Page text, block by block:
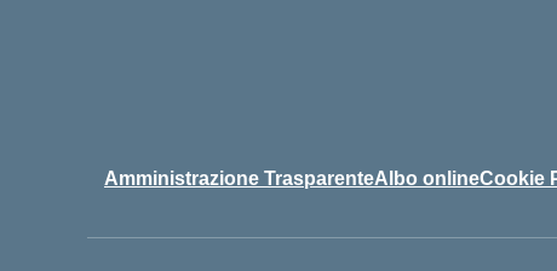
Amministrazione TrasparenteAlbo onlineCookie